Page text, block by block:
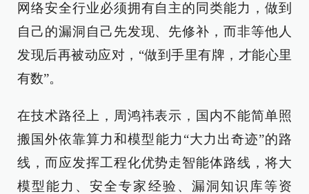
网络安全行业必须拥有自主的同类能力，做到
自己的漏洞自己先发现、先修补，而非等他人
发现后再被动应对，“做到手里有牌，才能心里
有数”。
在技术路径上，周鸿祎表示，国内不能简单照
搬国外依靠算力和模型能力“大力出奇迹”的路
线，而应发挥工程化优势走智能体路线，将大
模型能力、安全专家经验、漏洞知识库等资